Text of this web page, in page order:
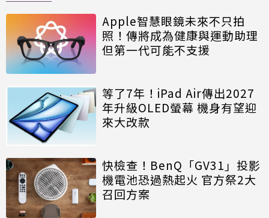
Apple智慧眼鏡未來不只拍
照！傳將成為健康與運動助理
但第一代可能不支援
等了7年！iPad Air傳出2027
年升級OLED螢幕 機身有望迎
來大改款
快檢查！BenQ「GV31」投影
機電池恐過熱起火 官方祭2大
召回方案